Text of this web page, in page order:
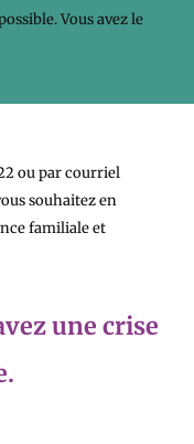
Vous avez le
ou par courriel
souhaitez en
familiale et
une crise